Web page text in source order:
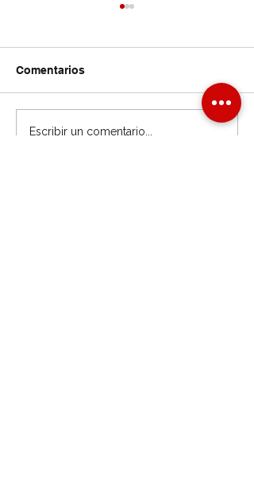
Entender el panorama
Comentarios
Escribir un comentario...